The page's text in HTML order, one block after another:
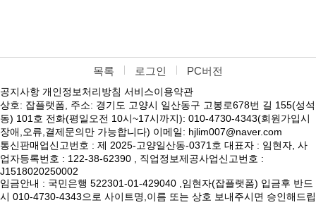
목록 로그인 PC버전
공지사항 개인정보처리방침 서비스이용약관
상호: 잡플랫폼, 주소: 경기도 고양시 일산동구 고봉로678번 길 155(성석
동) 101호 전화(평일오전 10시~17시까지): 010-4730-4343(회원가입시
장애,오류,결제문의만 가능합니다) 이메일: hjlim007@naver.com
통신판매업신고번호 : 제 2025-고양일산동-0371호 대표자 : 임현자, 사
업자등록번호 : 122-38-62390 , 직업정보제공사업신고번호 :
J1518020250002
임금안내 : 국민은행 522301-01-429040 ,임현자(잡플랫폼) 입금후 반드
시 010-4730-4343으로 사이트명,이름 또는 상호 보내주시면 승인해드립